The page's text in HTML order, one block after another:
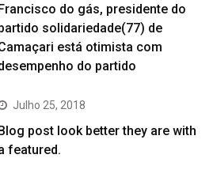
do gás, presidente do
solidariedade(77) de
está otimista com
do partido
Julho 25, 2018
post look better they are with
featured.